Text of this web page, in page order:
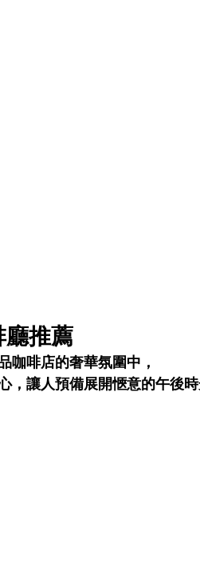
廳推薦
咖啡店的奢華氛圍中，
，讓人預備展開愜意的午後